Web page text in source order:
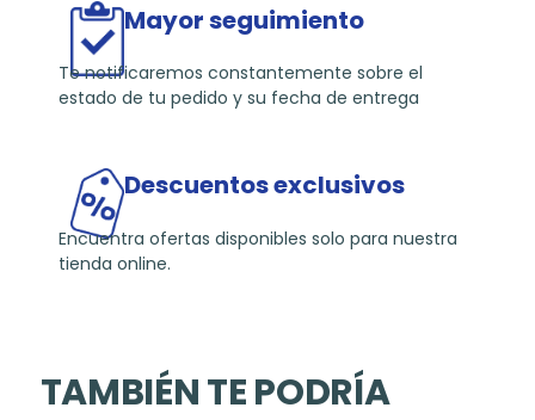
Mayor seguimiento
Te notificaremos constantemente sobre el
estado de tu pedido y su fecha de entrega
Descuentos exclusivos
Encuentra ofertas disponibles solo para nuestra
tienda online.
TAMBIÉN TE PODRÍA